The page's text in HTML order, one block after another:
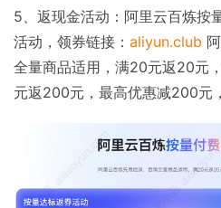
5、返现金活动：阿里云百炼按
活动，领券链接： aliyun.club
全量商品适用，满20元返20元
元返200元，最高优惠减200元